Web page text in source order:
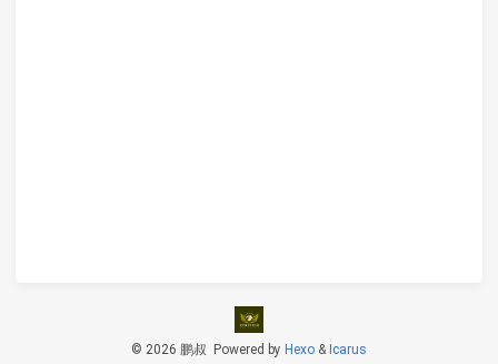
© 2026 鹏叔 Powered by Hexo & Icarus